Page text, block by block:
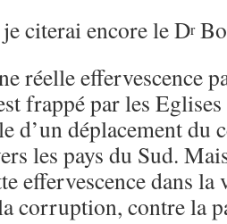
citerai encore le Dr
réelle effervescence
frappé par les
d’un déplacement du
les pays du Sud.
effervescence dans
corruption, contre la